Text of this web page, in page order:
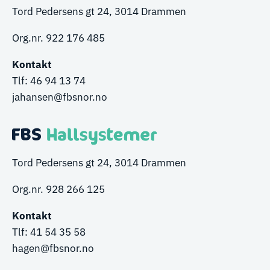
Tord Pedersens gt 24, 3014 Drammen
Org.nr. 922 176 485
Kontakt
Tlf: 46 94 13 74
jahansen@fbsnor.no
Tord Pedersens gt 24, 3014 Drammen
Org.nr. 928 266 125
Kontakt
Tlf: 41 54 35 58
hagen@fbsnor.no